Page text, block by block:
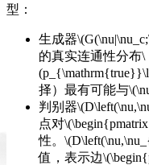
型：
生成器
的真实连通性分布\
择）最有可能与
判别器
点对
性。
值，表示边